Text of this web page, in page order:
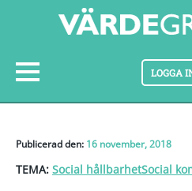
LOGGA
Publicerad den: 16 november, 2018
TEMA: Social hållbarhetSocial